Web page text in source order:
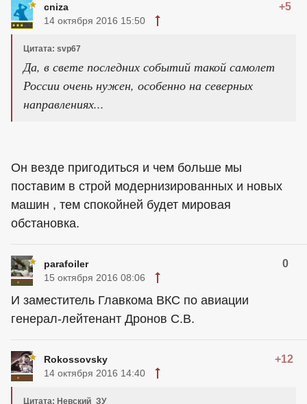
cniza +5
14 октября 2016 15:50
Цитата: svp67
Да, в свете последних событий такой самолет
России очень нужен, особенно на северных
направлениях...
Он везде пригодиться и чем больше мы
поставим в строй модернизированных и новых
машин , тем спокойней будет мировая
обстановка.
parafoiler 0
15 октября 2016 08:06
И заместитель Главкома ВКС по авиации
генерал-лейтенант Дронов С.В.
Rokossovsky +12
14 октября 2016 14:40
Цитата: Невский_ЗУ